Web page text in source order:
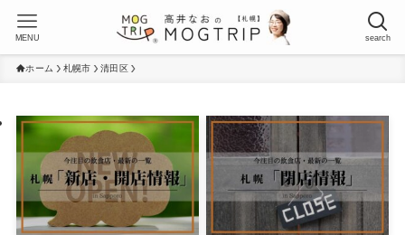
search
MENU
ホーム 札幌市 清田区